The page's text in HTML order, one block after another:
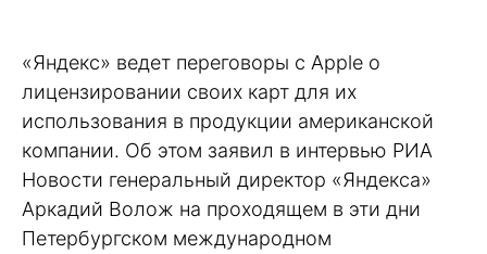
«Яндекс» ведет переговоры с Apple о
лицензировании своих карт для их
использования в продукции американской
компании. Об этом заявил в интервью РИА
Новости генеральный директор «Яндекса»
Аркадий Волож на проходящем в эти дни
Петербургском международном